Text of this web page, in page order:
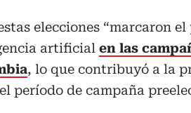
elecciones “marcaron
artificial en las
, lo que contribuyó a la
período de campaña